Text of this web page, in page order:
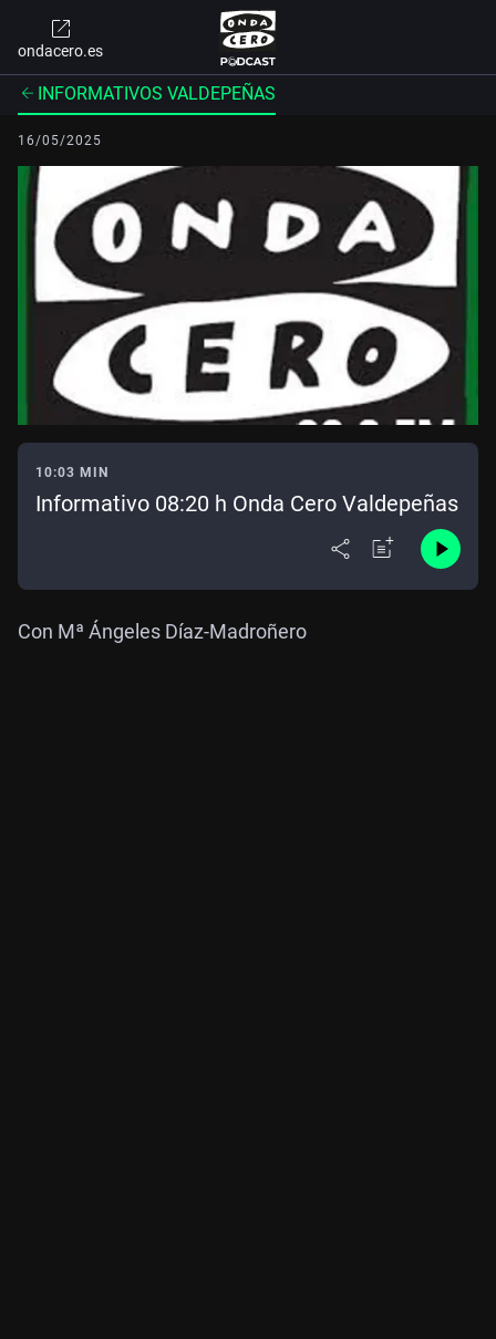
ondacero.es
INFORMATIVOS VALDEPEÑAS
16/05/2025
10:03 MIN
Informativo 08:20 h Onda Cero Valdepeñas
Con Mª Ángeles Díaz-Madroñero